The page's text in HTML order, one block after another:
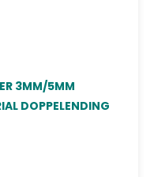
3MM/5MM
DOPPELENDING